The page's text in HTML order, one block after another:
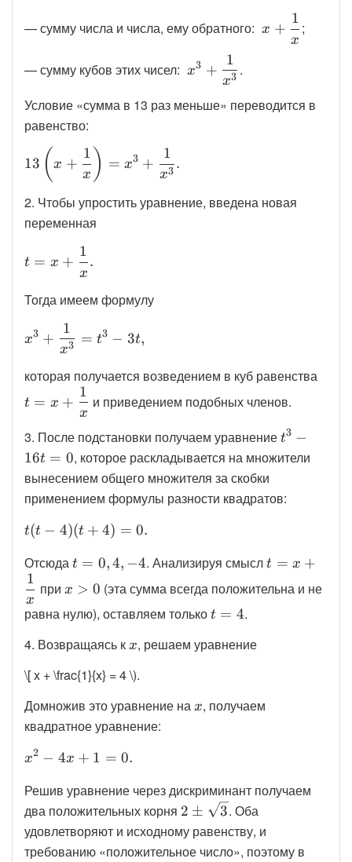
— сумму числа и числа, ему обратного: \displaystyle
\;x +
x +
x
1
;
— сумму кубов этих чисел:
\displaystyle
\;x^{3} +
\dfrac{1}
x3 +
x3
1
.
Условие «сумма в 13 раз меньше» переводится в
равенство:
\displaystyle
13\left(x +
{x}\right)
= x^{3} +
{x^{3}}.
13 (x +
x
1 ) = x3 +
x3
1
.
2. Чтобы упростить уравнение, введена новая
переменная
\displaystyle t = x + \frac{1}{x}.
t = x +
x
1
.
Тогда имеем формулу
\displaystyle x^{3} + \frac{1}{x^{3}} = t^{3} -
x3 +
x3
1
= t3 − 3t,
которая получается возведением в куб равенства
t = x +
x
1
и приведением подобных членов.
3. После подстановки получаем уравнение
t^{3} - 16t
t3 −
16t = 0, которое раскладывается на множители
вынесением общего множителя за скобки
применением формулы разности квадратов:
\displaystyle t(t - 4)(t+4) = 0.
t(t − 4)(t + 4) = 0.
Отсюда\displaystyle
t = 0, 4, -4
t = 0,4, −4. Анализируя смысл\displaystyle
\dfrac{1}
t = x +
x
1
при
\displaystyle
x > 0
x > 0 (эта сумма всегда положительна и не
равна нулю), оставляем только\displaystyle
t = 4.
4. Возвращаясь к\displaystyle
x, решаем уравнение
\[ x + \frac{1}{x} = 4 \).
Домножив это уравнение на\displaystyle
x, получаем
квадратное уравнение:
\displaystyle x^{2} - 4x + 1 = 0.
x2 − 4x + 1 = 0.
Решив уравнение через дискриминант получаем
два положительных корня \displaystyle
2 \pm
\sqrt{3}
2 ± 3. Оба
удовлетворяют и исходному равенству, и
требованию «положительное число», поэтому в